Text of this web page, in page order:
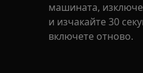
машината,
и изчакайте 30
включете отново.